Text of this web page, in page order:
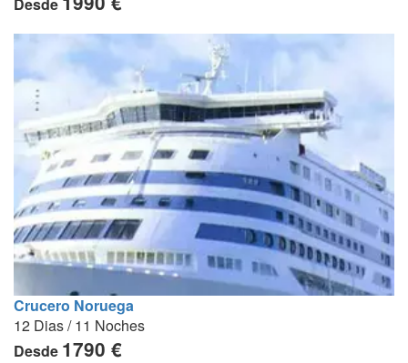
Crucero Noruega
12 Dias / 11 Noches
Desde 1790 €